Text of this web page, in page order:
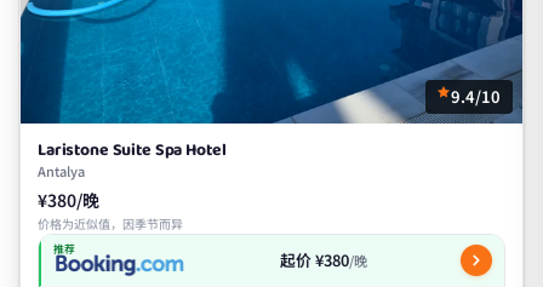
9.4/10
Laristone Suite Spa Hotel
Antalya
¥380/晚
价格为近似值，因季节而异
推荐 起价 ¥380/晚